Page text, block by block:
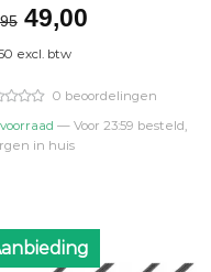
prijs
was:
€58,95.
49,00Huidige
€49,00.
excl. btw
0 beoordelingen
— Voor 23:59 besteld,
in huis